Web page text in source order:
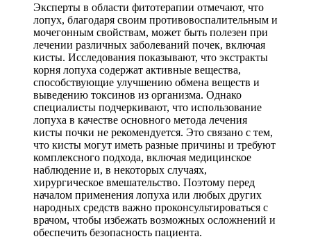
Эксперты в области фитотерапии отмечают, что
лопух, благодаря своим противовоспалительным и
мочегонным свойствам, может быть полезен при
лечении различных заболеваний почек, включая
кисты. Исследования показывают, что экстракты
корня лопуха содержат активные вещества,
способствующие улучшению обмена веществ и
выведению токсинов из организма. Однако
специалисты подчеркивают, что использование
лопуха в качестве основного метода лечения
кисты почки не рекомендуется. Это связано с тем,
что кисты могут иметь разные причины и требуют
комплексного подхода, включая медицинское
наблюдение и, в некоторых случаях,
хирургическое вмешательство. Поэтому перед
началом применения лопуха или любых других
народных средств важно проконсультироваться с
врачом, чтобы избежать возможных осложнений и
обеспечить безопасность пациента.